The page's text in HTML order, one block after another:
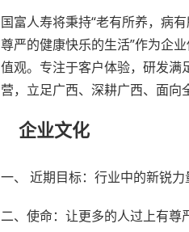
国富人寿将秉持“老有所养，病
尊严的健康快乐的生活”作为企
值观。专注于客户体验，研发满
营，立足广西、深耕广西、面向
企业文化
一、 近期目标：行业中的新锐力
二、使命：让更多的人过上有尊